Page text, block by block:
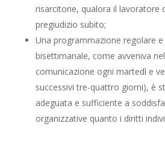
risarcitorie, qualora il lavoratore
pregiudizio subito;
Una programmazione regolare
bisettimanale, come avveniva
comunicazione ogni martedì e
successivi tre-quattro giorni), è
adeguata e sufficiente a
organizzative quanto i diritti